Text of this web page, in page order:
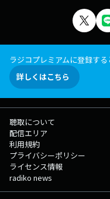
ラジコプレミアムに登録す
詳しくはこちら
聴取について
配信エリア
利用規約
プライバシーポリシー
ライセンス情報
radiko news